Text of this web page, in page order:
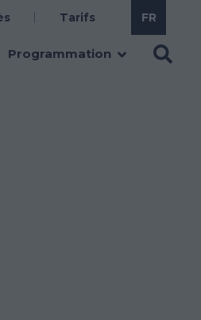
Tarifs
Programmation